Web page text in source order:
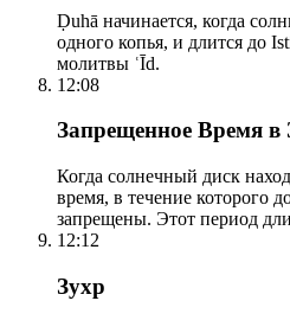
Ḍuhā начинается, когда
одного копья, и длится до
молитвы ʿĪd.
12:08
Запрещенное Время в
Когда солнечный диск
время, в течение которого
запрещены. Этот период
12:12
Зухр